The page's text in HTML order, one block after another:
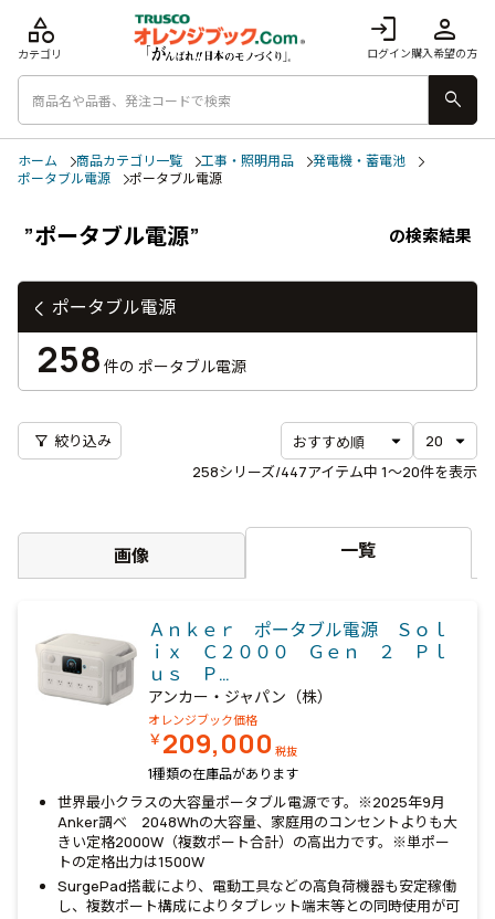
login
ログイン
person
購入希望の方
category
カテゴリ
search
ホーム 商品カテゴリ一覧 工事・照明用品
発電機・蓄電池
ポータブル電源
ポータブル電源
”ポータブル電源” の検索結果
258シリーズ/447アイテム中 1〜20件を表示
filter_alt 絞り込み
画像 一覧
Ａｎｋｅｒ ポータブル電源 Ｓｏｌ
ｉｘ Ｃ２０００ Ｇｅｎ ２ Ｐｌ
ｕｓ Ｐ…
アンカー・ジャパン（株）
オレンジブック価格
￥209,000 税抜
1種類の在庫品があります
世界最小クラスの大容量ポータブル電源です。※2025年9月
Anker調べ 2048Whの大容量、家庭用のコンセントよりも大
きい定格2000W（複数ポート合計）の高出力です。※単ポー
トの定格出力は1500W
SurgePad搭載により、電動工具などの高負荷機器も安定稼働
し、複数ポート構成によりタブレット端末等との同時使用が可
ポータブル電源
258 件の ポータブル電源